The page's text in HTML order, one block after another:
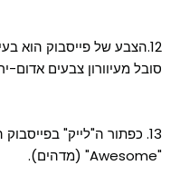
12.הצבע של פייסבוק הוא
סובל מעיוורון צבעים אדום-
13. כפתור ה"לייק"
"Awesome" (מדהים).